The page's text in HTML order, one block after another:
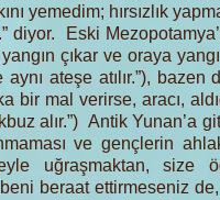
yemedim; hırsızlık
diyor. Eski
çıkar ve oraya
aynı ateşe atılır.”),
bir mal verirse, aracı,
alır.”) Antik Yunan’a
ve gençlerin
uğraşmaktan, size
beraat ettirmeseniz